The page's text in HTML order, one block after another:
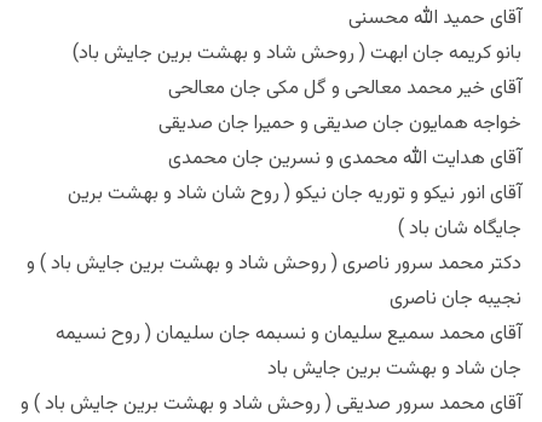
آقای حمید الله محسنی
بانو کریمه جان ابهت ( روحش شاد و بهشت برین جایش باد)
آقای خیر محمد معالحی و گل مکی جان معالحی
خواجه همایون جان صدیقی و حمیرا جان صدیقی
آقای هدایت الله محمدی و نسرین جان محمدی
آقای انور نیکو و توریه جان نیکو ( روح شان شاد و بهشت برین
جایگاه شان باد )
دکتر محمد سرور ناصری ( روحش شاد و بهشت برین جایش باد ) و
نجیبه جان ناصری
آقای محمد سمیع سلیمان و نسبمه جان سلیمان ( روح نسیمه
جان شاد و بهشت برین جایش باد
آقای محمد سرور صدیقی ( روحش شاد و بهشت برین جایش باد ) و